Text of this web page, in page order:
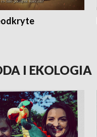
I EKOLOGIA